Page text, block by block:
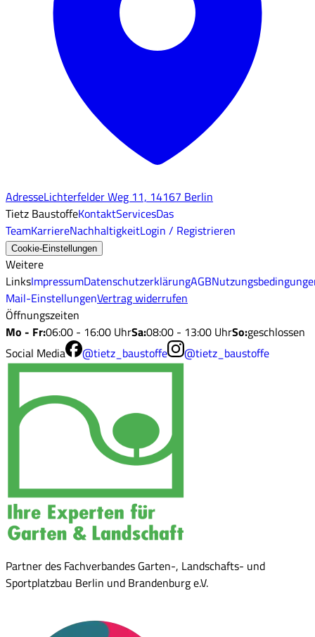
AdresseLichterfelder Weg 11, 14167 Berlin
Tietz BaustoffeKontaktServicesDas
TeamKarriereNachhaltigkeitLogin / Registrieren
Cookie-Einstellungen
Weitere
LinksImpressumDatenschutzerklärungAGB
Mail-EinstellungenVertrag widerrufen
Öffnungszeiten
Mo - Fr:06:00 - 16:00 UhrSa:08:00 - 13:00 UhrSo:geschlossen
Social Media
@tietz_baustoffe @tietz_baustoffe
Partner des Fachverbandes Garten-, Landschafts- und
Sportplatzbau Berlin und Brandenburg e.V.